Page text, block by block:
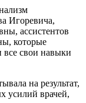
Игоревича,
ассистентов
которые
все свои навыки
на результат,
усилий врачей,